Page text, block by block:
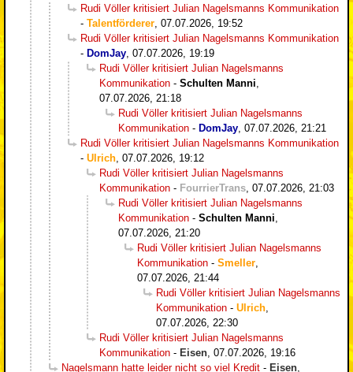
Rudi Völler kritisiert Julian Nagelsmanns Kommunikation
- Talentförderer 07.07.2026, 19:52
Rudi Völler kritisiert Julian Nagelsmanns Kommunikation
- DomJay 07.07.2026, 19:19
Rudi Völler kritisiert Julian Nagelsmanns
Kommunikation - Schulten Manni
07.07.2026, 21:18
Rudi Völler kritisiert Julian Nagelsmanns
Kommunikation - DomJay 07.07.2026, 21:21
Rudi Völler kritisiert Julian Nagelsmanns Kommunikation
- Ulrich 07.07.2026, 19:12
Rudi Völler kritisiert Julian Nagelsmanns
Kommunikation - FourrierTrans 07.07.2026, 21:03
Rudi Völler kritisiert Julian Nagelsmanns
Kommunikation - Schulten Manni
07.07.2026, 21:20
Rudi Völler kritisiert Julian Nagelsmanns
Kommunikation - Smeller
07.07.2026, 21:44
Rudi Völler kritisiert Julian Nagelsmanns
Kommunikation - Ulrich
07.07.2026, 22:30
Rudi Völler kritisiert Julian Nagelsmanns
Kommunikation - Eisen 07.07.2026, 19:16
Nagelsmann hatte leider nicht so viel Kredit - Eisen